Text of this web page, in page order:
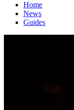
Home
News
Guides